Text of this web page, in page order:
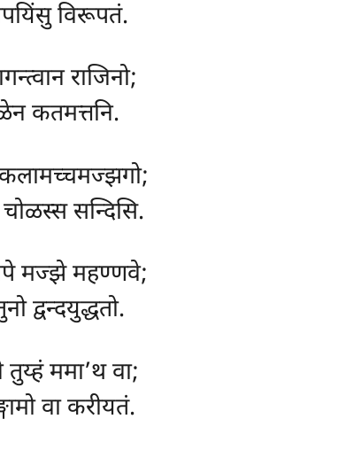
विरूपतं.
राजिनो;
कतमत्तनि.
सन्दिसि.
मज्झे महण्णवे;
द्वन्दयुद्धतो.
ममा’थ वा;
वा करीयतं.